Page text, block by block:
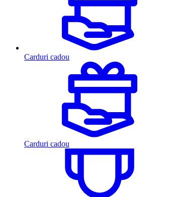
Carduri cadou
Carduri cadou